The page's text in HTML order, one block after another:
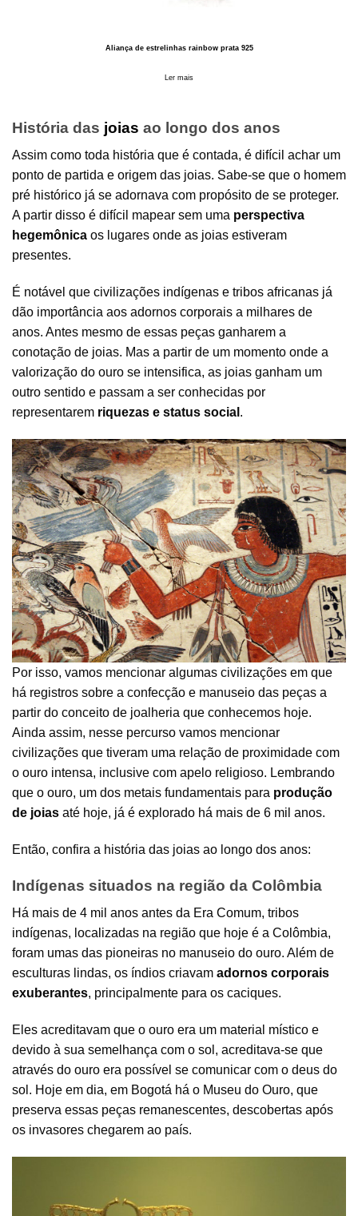
Aliança de estrelinhas rainbow prata 925
Ler mais
História das joias ao longo dos anos
Assim como toda história que é contada, é difícil achar um
ponto de partida e origem das joias. Sabe-se que o homem
pré histórico já se adornava com propósito de se proteger.
A partir disso é difícil mapear sem uma perspectiva
hegemônica os lugares onde as joias estiveram
presentes.
É notável que civilizações indígenas e tribos africanas já
dão importância aos adornos corporais a milhares de
anos. Antes mesmo de essas peças ganharem a
conotação de joias. Mas a partir de um momento onde a
valorização do ouro se intensifica, as joias ganham um
outro sentido e passam a ser conhecidas por
representarem riquezas e status social .
Por isso, vamos mencionar algumas civilizações em que
há registros sobre a confecção e manuseio das peças a
partir do conceito de joalheria que conhecemos hoje.
Ainda assim, nesse percurso vamos mencionar
civilizações que tiveram uma relação de proximidade com
o ouro intensa, inclusive com apelo religioso. Lembrando
que o ouro, um dos metais fundamentais para produção
de joias até hoje, já é explorado há mais de 6 mil anos.
Então, confira a história das joias ao longo dos anos:
Indígenas situados na região da Colômbia
Há mais de 4 mil anos antes da Era Comum, tribos
indígenas, localizadas na região que hoje é a Colômbia,
foram umas das pioneiras no manuseio do ouro. Além de
esculturas lindas, os índios criavam adornos corporais
exuberantes, principalmente para os caciques.
Eles acreditavam que o ouro era um material místico e
devido à sua semelhança com o sol, acreditava-se que
através do ouro era possível se comunicar com o deus do
sol. Hoje em dia, em Bogotá há o Museu do Ouro, que
preserva essas peças remanescentes, descobertas após
os invasores chegarem ao país.